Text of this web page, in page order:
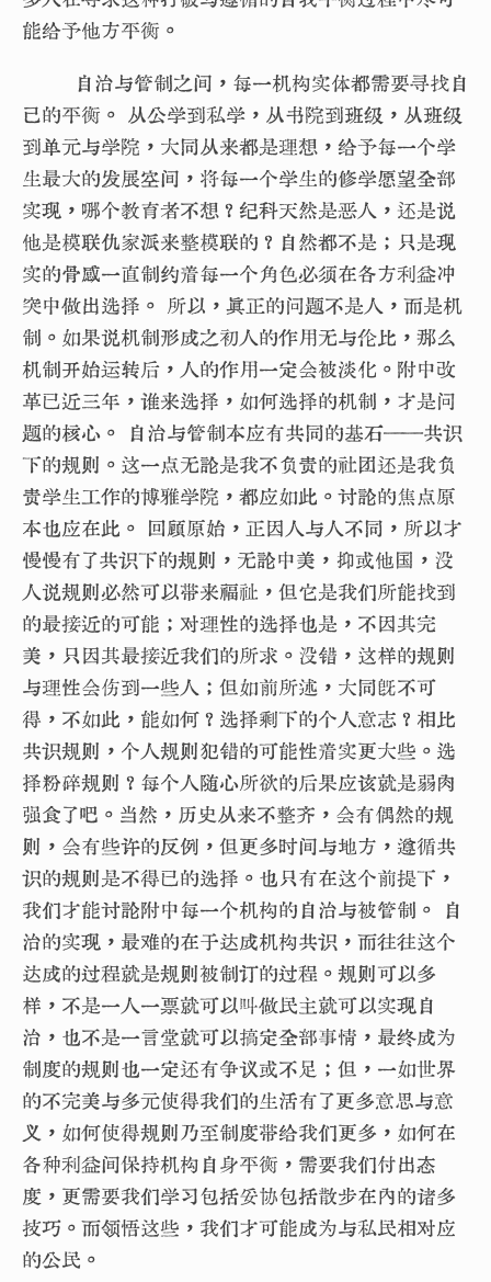
能给予他方平衡。
自治与管制之间，每一机构实体都需要寻找自
己的平衡。 从公学到私学，从书院到班级，从班级
到单元与学院，大同从来都是理想，给予每一个学
生最大的发展空间，将每一个学生的修学愿望全部
实现，哪个教育者不想？纪科天然是恶人，还是说
他是模联仇家派来整模联的？自然都不是；只是现
实的骨感一直制约着每一个角色必须在各方利益冲
突中做出选择。 所以，真正的问题不是人，而是机
制。如果说机制形成之初人的作用无与伦比，那么
机制开始运转后，人的作用一定会被淡化。附中改
革已近三年，谁来选择，如何选择的机制，才是问
题的核心。 自治与管制本应有共同的基石——共识
下的规则。这一点无论是我不负责的社团还是我负
责学生工作的博雅学院，都应如此。讨论的焦点原
本也应在此。 回顾原始，正因人与人不同，所以才
慢慢有了共识下的规则，无论中美，抑或他国，没
人说规则必然可以带来福祉，但它是我们所能找到
的最接近的可能；对理性的选择也是，不因其完
美，只因其最接近我们的所求。没错，这样的规则
与理性会伤到一些人；但如前所述，大同既不可
得，不如此，能如何？选择剩下的个人意志？相比
共识规则，个人规则犯错的可能性着实更大些。选
择粉碎规则？每个人随心所欲的后果应该就是弱肉
强食了吧。当然，历史从来不整齐，会有偶然的规
则，会有些许的反例，但更多时间与地方，遵循共
识的规则是不得已的选择。也只有在这个前提下，
我们才能讨论附中每一个机构的自治与被管制。 自
治的实现，最难的在于达成机构共识，而往往这个
达成的过程就是规则被制订的过程。规则可以多
样，不是一人一票就可以叫做民主就可以实现自
治，也不是一言堂就可以搞定全部事情，最终成为
制度的规则也一定还有争议或不足；但，一如世界
的不完美与多元使得我们的生活有了更多意思与意
义，如何使得规则乃至制度带给我们更多，如何在
各种利益间保持机构自身平衡，需要我们付出态
度，更需要我们学习包括妥协包括散步在内的诸多
技巧。而领悟这些，我们才可能成为与私民相对应
的公民。